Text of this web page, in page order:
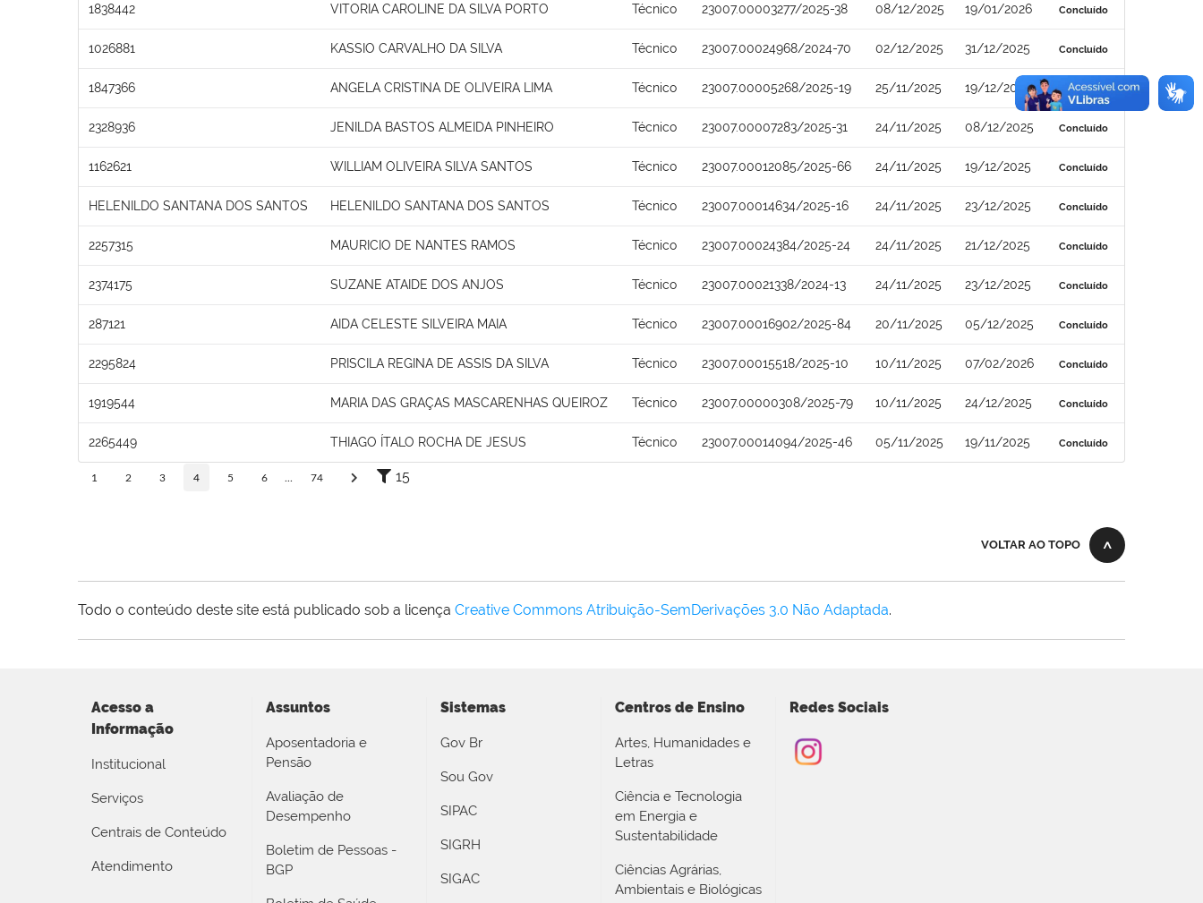
1838442 VITORIA CAROLINE DA SILVA PORTO Técnico 23007.00003277/2025-38 08/12/2025 19/01/2026 Concluído
1026881 KASSIO CARVALHO DA SILVA Técnico 23007.00024968/2024-70 02/12/2025 31/12/2025 Concluído
1847366 ANGELA CRISTINA DE OLIVEIRA LIMA Técnico 23007.00005268/2025-19 25/11/2025 19/12/2025 Concluído
2328936 JENILDA BASTOS ALMEIDA PINHEIRO Técnico 23007.00007283/2025-31 24/11/2025 08/12/2025 Concluído
1162621 WILLIAM OLIVEIRA SILVA SANTOS Técnico 23007.00012085/2025-66 24/11/2025 19/12/2025 Concluído
HELENILDO SANTANA DOS SANTOS HELENILDO SANTANA DOS SANTOS Técnico 23007.00014634/2025-16 24/11/2025 23/12/2025 Concluído
2257315 MAURICIO DE NANTES RAMOS Técnico 23007.00024384/2025-24 24/11/2025 21/12/2025 Concluído
2374175 SUZANE ATAIDE DOS ANJOS Técnico 23007.00021338/2024-13 24/11/2025 23/12/2025 Concluído
287121 AIDA CELESTE SILVEIRA MAIA Técnico 23007.00016902/2025-84 20/11/2025 05/12/2025 Concluído
2295824 PRISCILA REGINA DE ASSIS DA SILVA Técnico 23007.00015518/2025-10 10/11/2025 07/02/2026 Concluído
1919544 MARIA DAS GRAÇAS MASCARENHAS QUEIROZ Técnico 23007.00000308/2025-79 10/11/2025 24/12/2025 Concluído
2265449 THIAGO ÍTALO ROCHA DE JESUS Técnico 23007.00014094/2025-46 05/11/2025 19/11/2025 Concluído
1 2 3 4 5 6 74 15
VOLTAR AO TOPO
Todo o conteúdo deste site está publicado sob a licença Creative Commons Atribuição-SemDerivações 3.0 Não Adaptada.
Acesso a
Informação
Institucional
Serviços
Centrais de Conteúdo
Atendimento
Assuntos
Aposentadoria e
Pensão
Avaliação de
Desempenho
Boletim de Pessoas -
BGP
Sistemas
Gov Br
Sou Gov
SIPAC
SIGRH
SIGAC
Centros de Ensino
Artes, Humanidades e
Letras
Ciência e Tecnologia
em Energia e
Sustentabilidade
Ciências Agrárias,
Ambientais e Biológicas
Redes Sociais